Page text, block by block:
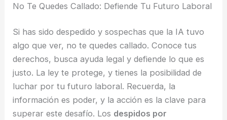
No Te Quedes Callado: Defiende Tu Futuro Laboral
Si has sido despedido y sospechas que la IA tuvo
algo que ver, no te quedes callado. Conoce tus
derechos, busca ayuda legal y defiende lo que es
justo. La ley te protege, y tienes la posibilidad de
luchar por tu futuro laboral. Recuerda, la
información es poder, y la acción es la clave para
superar este desafío. Los despidos por